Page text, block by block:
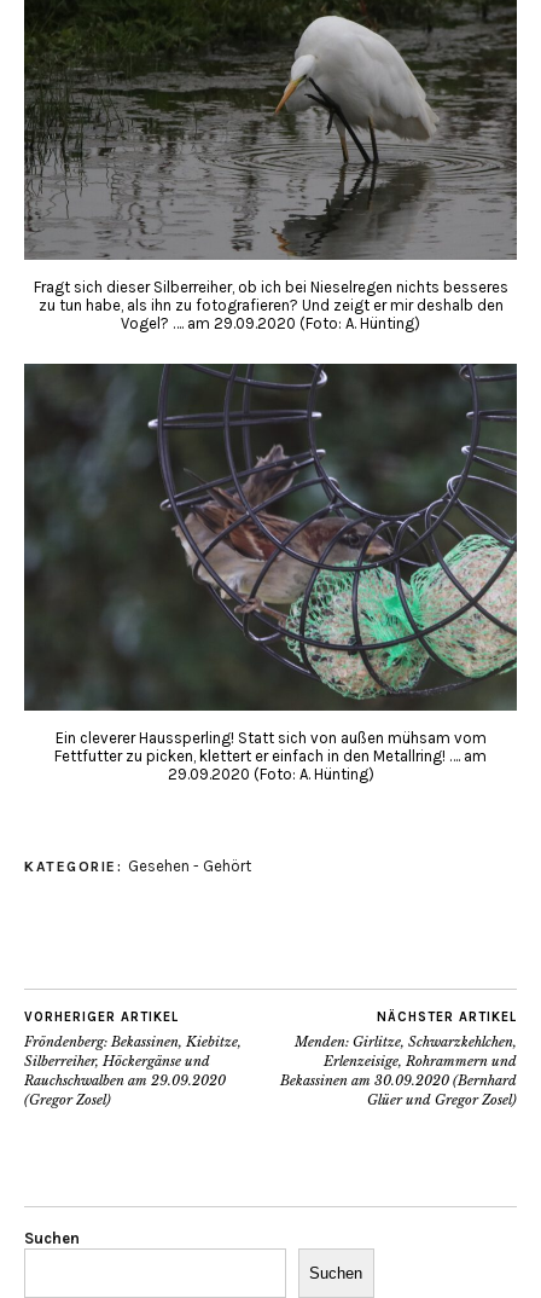
Fragt sich dieser Silberreiher, ob ich bei Nieselregen nichts besseres
zu tun habe, als ihn zu fotografieren? Und zeigt er mir deshalb den
Vogel? …. am 29.09.2020 (Foto: A. Hünting)
Ein cleverer Haussperling! Statt sich von außen mühsam vom
Fettfutter zu picken, klettert er einfach in den Metallring! …. am
29.09.2020 (Foto: A. Hünting)
KATEGORIE: Gesehen - Gehört
VORHERIGER ARTIKEL
Fröndenberg: Bekassinen, Kiebitze,
Silberreiher, Höckergänse und
Rauchschwalben am 29.09.2020
(Gregor Zosel)
NÄCHSTER ARTIKEL
Menden: Girlitze, Schwarzkehlchen,
Erlenzeisige, Rohrammern und
Bekassinen am 30.09.2020 (Bernhard
Glüer und Gregor Zosel)
Suchen
Suchen